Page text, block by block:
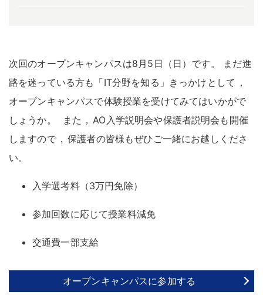
次回のオープンキャンパスは8月5日（日）です 。
まだ進
路を迷っている方も「IT分野を知る」きっかけとして ，
オープンキャンパスで体験授業を受けてみてはいかがで
しょうか。 また ， AO入学説明会や保護者説明会も開催
しますので ， 保護者の皆様もぜひご一緒にお越しくださ
い。
入学選考料（3万円免除）
参加回数に応じて授業料減免
交通費一部支給
オープンキャンパスに参加する